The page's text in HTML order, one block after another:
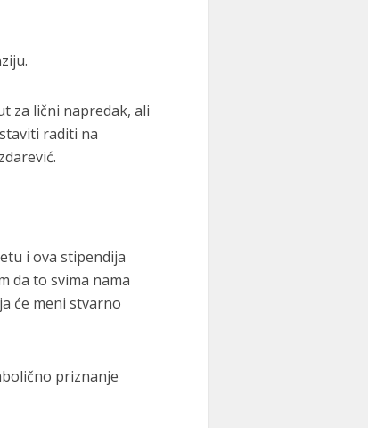
za lični napredak, ali
raditi na
i ova stipendija
da to svima nama
će meni stvarno
priznanje